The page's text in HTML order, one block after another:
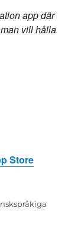
app där
vill hålla
Store